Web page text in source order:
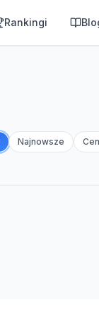
Rankingi
Najnowsze